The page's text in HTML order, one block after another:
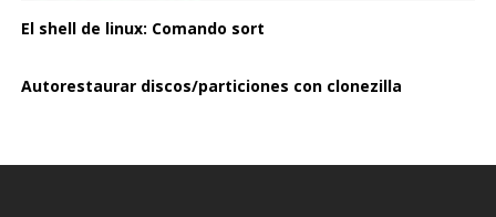
El shell de linux: Comando sort
Autorestaurar discos/particiones con clonezilla